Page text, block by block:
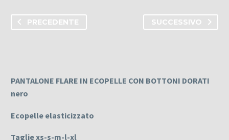
PRECEDENTE SUCCESSIVO
PANTALONE FLARE IN ECOPELLE CON BOTTONI DORATI
nero
Ecopelle elasticizzato
Taglie xs-s-m-l-xl